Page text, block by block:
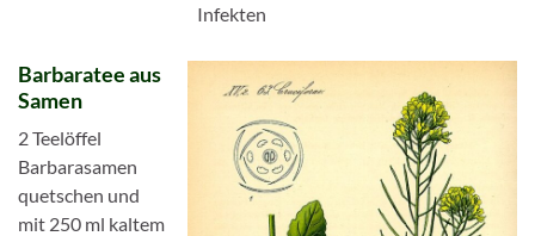
Infekten
Barbaratee aus
Samen
2 Teelöffel
Barbarasamen
quetschen und
mit 250 ml kaltem